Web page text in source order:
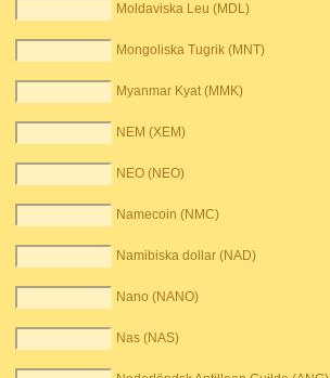
Moldaviska Leu (MDL)
Mongoliska Tugrik (MNT)
Myanmar Kyat (MMK)
NEM (XEM)
NEO (NEO)
Namecoin (NMC)
Namibiska dollar (NAD)
Nano (NANO)
Nas (NAS)